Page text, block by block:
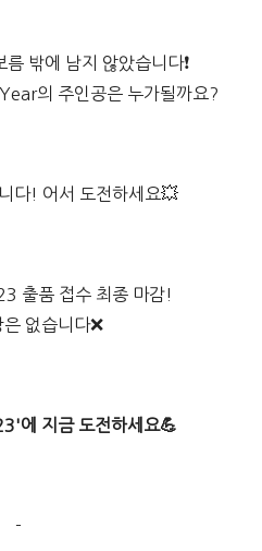
밖에 남지 않았습니다❗
의 주인공은 누가될까요?
다! 어서 도전하세요💥
출품 접수 최종 마감!
없습니다❌
에 지금 도전하세요💪
-